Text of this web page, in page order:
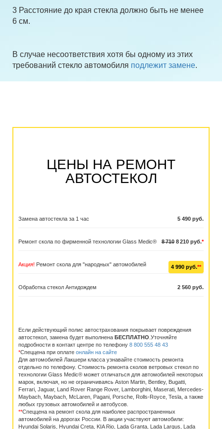
3 Расстояние до края стекла должно быть не менее
6 см.
В случае несоответствия хотя бы одному из этих
требований стекло автомобиля подлежит замене.
ЦЕНЫ НА РЕМОНТ
АВТОСТЕКОЛ
Замена автостекла за 1 час 5 490 руб.
Ремонт скола по фирменной технологии Glass Medic® 8 710 8 210 руб.*
Акция! Ремонт скола для "народных" автомобилей 4 990 руб.**
Обработка стекол Антидождем 2 560 руб.
Если действующий полис автострахования покрывает повреждения
автостекол, замена будет выполнена БЕСПЛАТНО .Уточняйте
подробности в контакт центре по телефону 8 800 555 48 43
*Спеццена при оплате онлайн на сайте
Для автомобилей Лакшери класса узнавайте стоимость ремонта
отдельно по телефону. Стоимость ремонта сколов ветровых стекол по
технологии Glass Medic® может отличаться для автомобилей некоторых
марок, включая, но не ограничиваясь Aston Martin, Bentley, Bugatti,
Ferrari, Jaguar, Land Rover Range Rover, Lamborghini, Maserati, Mercedes-
Maybach, Maybach, McLaren, Pagani, Porsche, Rolls-Royсe, Tesla, а также
любых грузовых автомобилей и автобусов.
**Спеццена на ремонт скола для наиболее распространенных
автомобилей на дорогах России. В акции участвуют автомобили:
Hyundai Solaris, Hyundai Creta, KIA Rio, Lada Granta, Lada Largus, Lada